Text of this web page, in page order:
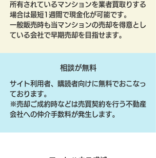
所有されているマンションを業者買取りする
場合は最短1週間で現金化が可能です。
一般販売時も当マンションの売却を得意とし
ている会社で早期売却を目指せます。
相談が無料
サイト利用者、購読者向けに無料でおこなっ
ております。
​※売却ご成約時などは売買契約を行う不動産
会社への仲介手数料が発生します。